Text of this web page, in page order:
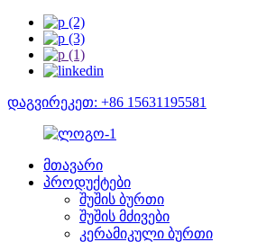
დაგვირეკეთ: +86 15631195581
მთავარი
პროდუქტები
შუშის ბურთი
შუშის მძივები
კერამიკული ბურთი